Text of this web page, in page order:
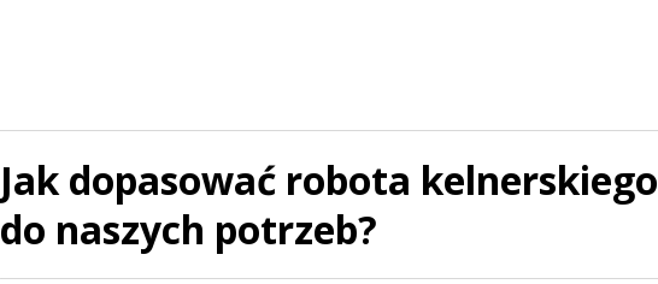
Jak dopasować robota kelnerskiego
do naszych potrzeb?